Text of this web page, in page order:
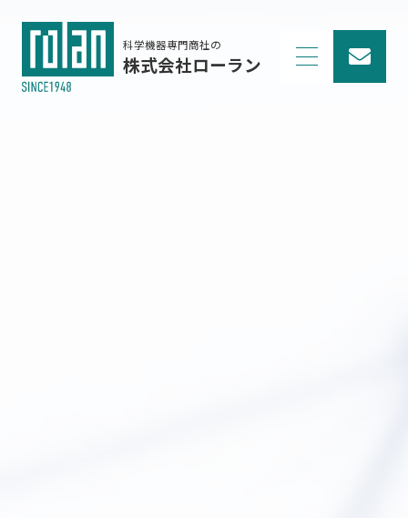
科学機器専門商社の
株式会社ローラン